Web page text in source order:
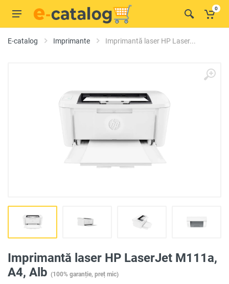
0
E-catalog Imprimante Imprimantă laser HP Laser...
Imprimantă laser HP LaserJet M111a,
A4, Alb (100% garanție, preț mic)